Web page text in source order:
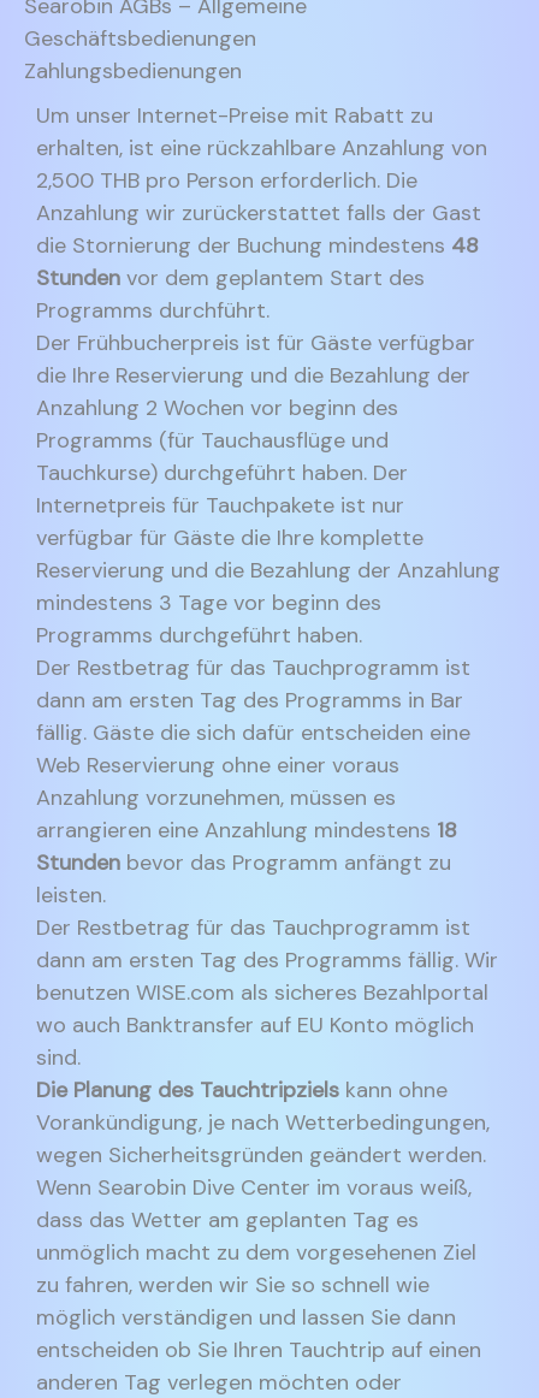
Searobin AGBs – Allgemeine
Geschäftsbedienungen
Zahlungsbedienungen
Um unser Internet-Preise mit Rabatt zu
erhalten, ist eine rückzahlbare Anzahlung von
2,500 THB pro Person erforderlich. Die
Anzahlung wir zurückerstattet falls der Gast
die Stornierung der Buchung mindestens 48
Stunden vor dem geplantem Start des
Programms durchführt.
Der Frühbucherpreis ist für Gäste verfügbar
die Ihre Reservierung und die Bezahlung der
Anzahlung 2 Wochen vor beginn des
Programms (für Tauchausflüge und
Tauchkurse) durchgeführt haben. Der
Internetpreis für Tauchpakete ist nur
verfügbar für Gäste die Ihre komplette
Reservierung und die Bezahlung der Anzahlung
mindestens 3 Tage vor beginn des
Programms durchgeführt haben.
Der Restbetrag für das Tauchprogramm ist
dann am ersten Tag des Programms in Bar
fällig. Gäste die sich dafür entscheiden eine
Web Reservierung ohne einer voraus
Anzahlung vorzunehmen, müssen es
arrangieren eine Anzahlung mindestens 18
Stunden bevor das Programm anfängt zu
leisten.
Der Restbetrag für das Tauchprogramm ist
dann am ersten Tag des Programms fällig. Wir
benutzen WISE.com als sicheres Bezahlportal
wo auch Banktransfer auf EU Konto möglich
sind.
Die Planung des Tauchtripziels kann ohne
Vorankündigung, je nach Wetterbedingungen,
wegen Sicherheitsgründen geändert werden.
Wenn Searobin Dive Center im voraus weiß,
dass das Wetter am geplanten Tag es
unmöglich macht zu dem vorgesehenen Ziel
zu fahren, werden wir Sie so schnell wie
möglich verständigen und lassen Sie dann
entscheiden ob Sie Ihren Tauchtrip auf einen
anderen Tag verlegen möchten oder